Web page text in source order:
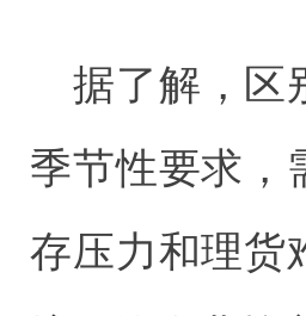
据了解，区
季节性要求，
存压力和理货